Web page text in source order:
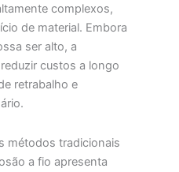
complexos,
de material. Embora
ser alto, a
custos a longo
retrabalho e
métodos tradicionais
a fio apresenta